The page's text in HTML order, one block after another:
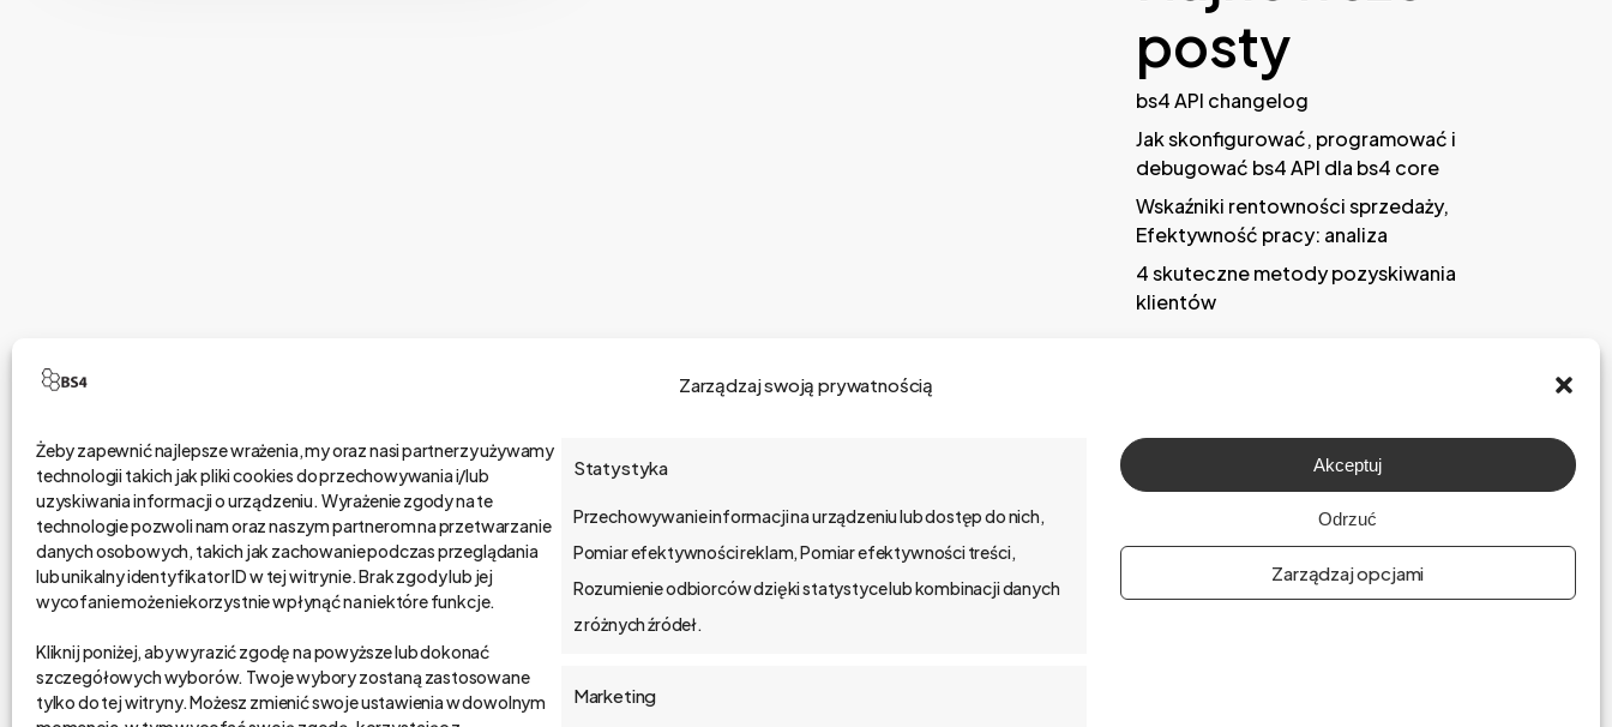
Zarządzaj swoją prywatnością
Żeby zapewnić najlepsze wrażenia, my oraz nasi partnerzy używamy
technologii takich jak pliki cookies do przechowywania i/lub
uzyskiwania informacji o urządzeniu. Wyrażenie zgody na te
technologie pozwoli nam oraz naszym partnerom na przetwarzanie
danych osobowych, takich jak zachowanie podczas przeglądania
lub unikalny identyfikator ID w tej witrynie. Brak zgody lub jej
wycofanie może niekorzystnie wpłynąć na niektóre funkcje.
Kliknij poniżej, aby wyrazić zgodę na powyższe lub dokonać
szczegółowych wyborów. Twoje wybory zostaną zastosowane
tylko do tej witryny. Możesz zmienić swoje ustawienia w dowolnym
Statystyka
Przechowywanie informacji na urządzeniu lub dostęp do nich,
Pomiar efektywności reklam, Pomiar efektywności treści,
Rozumienie odbiorców dzięki statystyce lub kombinacji danych
z różnych źródeł.
Marketing
Akceptuj
Odrzuć
Zarządzaj opcjami
posty
bs4 API changelog
Jak skonfigurować, programować i
debugować bs4 API dla bs4 core
Wskaźniki rentowności sprzedaży,
Efektywność pracy: analiza
4 skuteczne metody pozyskiwania
klientów
bs4 business solutions sp. z o.o.
na rynku od 2002 r.
kapitał zakładowy 1,15 mln zł.
tel. 61 848 44 23
bs4@bs4.io
o bs4 core
Jak wdrażamy
API
O firmie
Praca